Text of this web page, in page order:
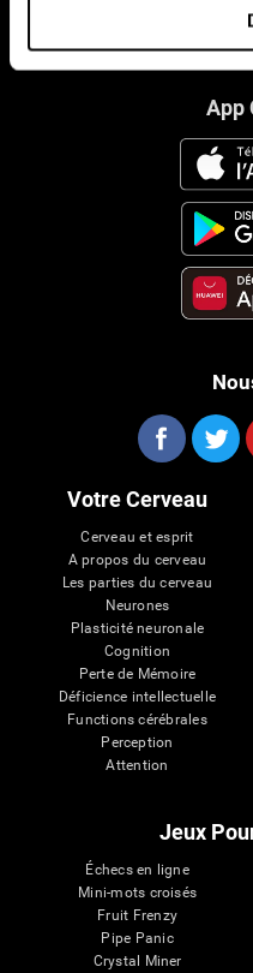
App
Votre Cerveau
Cerveau et esprit
A propos du cerveau
Les parties du cerveau
Neurones
Plasticité neuronale
Cognition
Perte de Mémoire
Déficience intellectuelle
Functions cérébrales
Perception
Attention
Jeux
Échecs en ligne
Mini-mots croisés
Fruit Frenzy
Pipe Panic
Crystal Miner